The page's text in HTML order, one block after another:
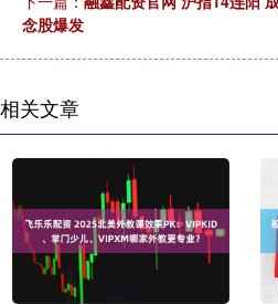
念股爆发
相关文章